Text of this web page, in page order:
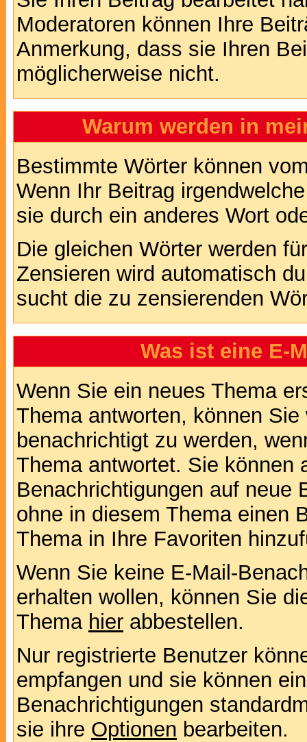
Moderatoren können Ihre
Anmerkung, dass sie Ihren
möglicherweise nicht.
Warum werden in
Bestimmte Wörter können
Wenn Ihr Beitrag
sie durch ein anderes Wort
Die gleichen Wörter werden
Zensieren wird automatisch
sucht die zu zensierenden
Was ist eine E-
Wenn Sie ein neues Thema
Thema antworten, können
benachrichtigt zu werden,
Thema antwortet. Sie können
Benachrichtigungen auf neue
ohne in diesem Thema einen
Thema in Ihre Favoriten
Wenn Sie keine E-Mail-
erhalten wollen, können Sie
Thema hier abbestellen.
Nur registrierte Benutzer
empfangen und sie können
Benachrichtigungen
sie ihre Optionen bearbeiten.